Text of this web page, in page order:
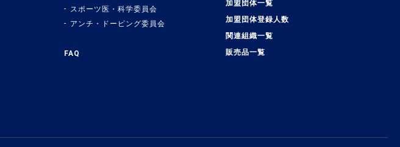
スポーツ医・科学委員会
アンチ・ドーピング委員会
FAQ
加盟団体一覧
加盟団体登録人数
関連組織一覧
販売品一覧